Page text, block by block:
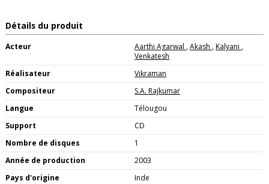
Détails du produit
Acteur Aarthi Agarwal ,Akash ,Kalyani ,
Venkatesh
Réalisateur
Vikraman
Compositeur
S.A. Rajkumar
Langue
Télougou
Support
CD
Nombre de disques
1
Année de production
2003
Pays d'origine
Inde